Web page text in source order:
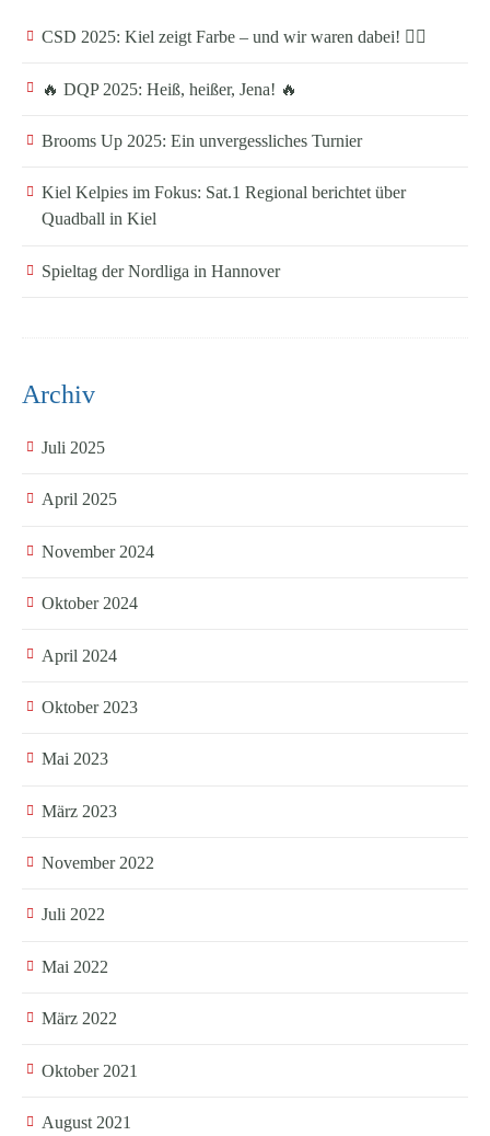
CSD 2025: Kiel zeigt Farbe – und wir waren dabei! 🏳️‍🌈
🔥 DQP 2025: Heiß, heißer, Jena! 🔥
Brooms Up 2025: Ein unvergessliches Turnier
Kiel Kelpies im Fokus: Sat.1 Regional berichtet über
Quadball in Kiel
Spieltag der Nordliga in Hannover
Archiv
Juli 2025
April 2025
November 2024
Oktober 2024
April 2024
Oktober 2023
Mai 2023
März 2023
November 2022
Juli 2022
Mai 2022
März 2022
Oktober 2021
August 2021